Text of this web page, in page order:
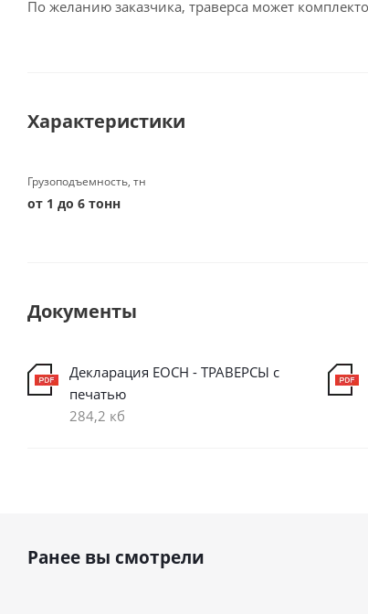
По желанию заказчика, траверса может
Характеристики
Грузоподъемность, тн
от 1 до 6 тонн
Документы
Декларация ЕОСН - ТРАВЕРСЫ с
печатью
284,2 кб
Ранее вы смотрели